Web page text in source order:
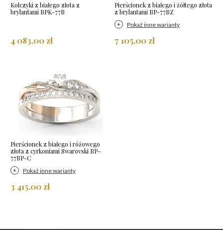
Kolczyki z białego złota z
brylantami BPK-77B
4 083,00 zł
Pierścionek z białego i żółtego złota
z brylantami BP-77BZ
Pokaż inne warianty
7 105,00 zł
Pierścionek z białego i różowego
złota z cyrkoniami Swarovski BP-
77BP-C
Pokaż inne warianty
3 415,00 zł